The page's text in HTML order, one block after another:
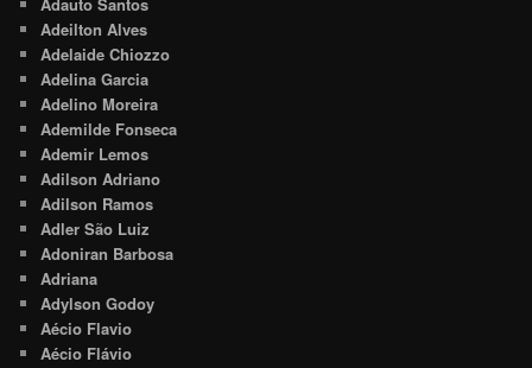
Adeilton Alves
Adelaide Chiozzo
Adelina Garcia
Adelino Moreira
Ademilde Fonseca
Ademir Lemos
Adilson Adriano
Adilson Ramos
Adler São Luiz
Adoniran Barbosa
Adriana
Adylson Godoy
Aécio Flavio
Aécio Flávio